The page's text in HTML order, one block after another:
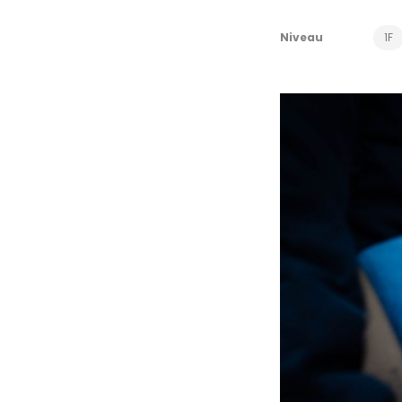
Niveau 1F